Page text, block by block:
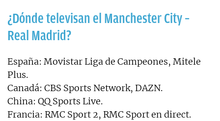
¿Dónde televisan el Manchester City –
Real Madrid?
España: Movistar Liga de Campeones, Mitele
Plus.
Canadá: CBS Sports Network, DAZN.
China: QQ Sports Live.
Francia: RMC Sport 2, RMC Sport en direct.